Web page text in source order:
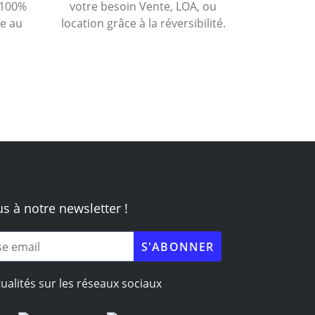
au
votre besoin Vente, LOA, ou
location grâce à la réversibilité.
à notre newsletter !
sur les réseaux sociaux